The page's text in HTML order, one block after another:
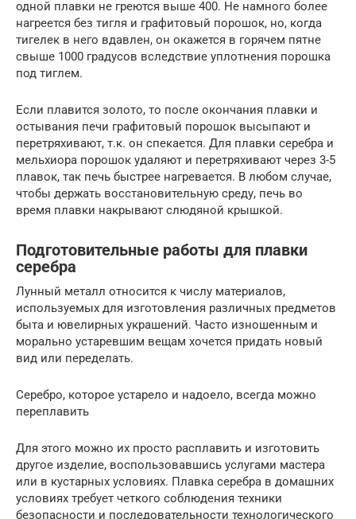
одной плавки не греются выше 400. Не намного более
нагреется без тигля и графитовый порошок, но, когда
тигелек в него вдавлен, он окажется в горячем пятне
свыше 1000 градусов вследствие уплотнения порошка
под тиглем.
Если плавится золото, то после окончания плавки и
остывания печи графитовый порошок высыпают и
перетряхивают, т.к. он спекается. Для плавки серебра и
мельхиора порошок удаляют и перетряхивают через 3-5
плавок, так печь быстрее нагревается. В любом случае,
чтобы держать восстановительную среду, печь во
время плавки накрывают слюдяной крышкой.
Подготовительные работы для плавки
серебра
Лунный металл относится к числу материалов,
используемых для изготовления различных предметов
быта и ювелирных украшений. Часто изношенным и
морально устаревшим вещам хочется придать новый
вид или переделать.
Серебро, которое устарело и надоело, всегда можно
переплавить
Для этого можно их просто расплавить и изготовить
другое изделие, воспользовавшись услугами мастера
или в кустарных условиях. Плавка серебра в домашних
условиях требует четкого соблюдения техники
безопасности и последовательности технологического